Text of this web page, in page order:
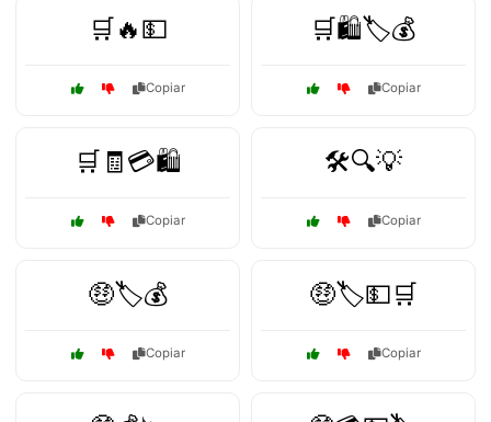
🛒🔥💵
Copiar
🛒🛍️🏷️💰
Copiar
🛒🧾💳🛍️
Copiar
🛠️🔍💡
Copiar
🤑🏷️💰
Copiar
🤑🏷️💵🛒
Copiar